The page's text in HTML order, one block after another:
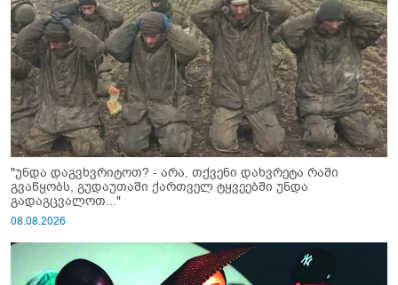
"უნდა დაგვხვრიტოთ? - არა, თქვენი დახვრეტა რაში
გვაწყობს, გუდაუთაში ქართველ ტყვეებში უნდა
გადაგცვალოთ..."
08.08.2026